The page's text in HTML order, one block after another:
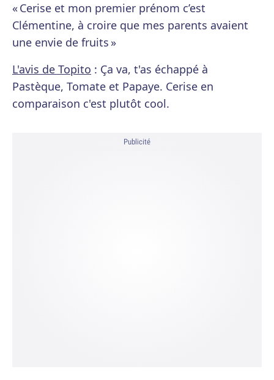
« Cerise et mon premier prénom c’est
Clémentine, à croire que mes parents avaient
une envie de fruits »
L'avis de Topito : Ça va, t'as échappé à
Pastèque, Tomate et Papaye. Cerise en
comparaison c'est plutôt cool.
Publicité